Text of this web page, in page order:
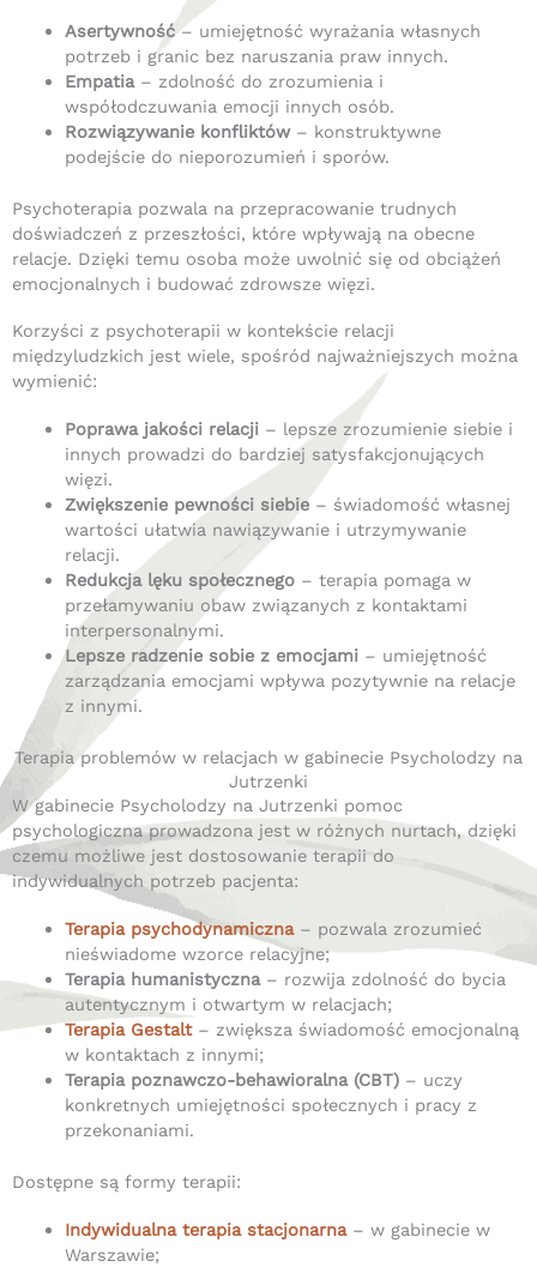
Asertywność– umiejętność wyrażania własnych
potrzeb i granic bez naruszania praw innych.
Empatia– zdolność do zrozumienia i
współodczuwania emocji innych osób.
Rozwiązywanie konfliktów– konstruktywne
podejście do nieporozumień i sporów.
Psychoterapia pozwala na przepracowanie trudnych
doświadczeń z przeszłości, które wpływają na obecne
relacje. Dzięki temu osoba może uwolnić się od obciążeń
emocjonalnych i budować zdrowsze więzi.
Korzyści z psychoterapii w kontekście relacji
międzyludzkich jest wiele, spośród najważniejszych można
wymienić:
Poprawa jakości relacji– lepsze zrozumienie siebie i
innych prowadzi do bardziej satysfakcjonujących
więzi.
Zwiększenie pewności siebie– świadomość własnej
wartości ułatwia nawiązywanie i utrzymywanie
relacji.
Redukcja lęku społecznego– terapia pomaga w
przełamywaniu obaw związanych z kontaktami
interpersonalnymi.
Lepsze radzenie sobie z emocjami– umiejętność
zarządzania emocjami wpływa pozytywnie na relacje
z innymi.
Terapia problemów w relacjach w gabinecie Psycholodzy na
Jutrzenki
W gabinecie Psycholodzy na Jutrzenki pomoc
psychologiczna prowadzona jest w różnych nurtach, dzięki
czemu możliwe jest dostosowanie terapii do
indywidualnych potrzeb pacjenta:
Terapia psychodynamiczna– pozwala zrozumieć
nieświadome wzorce relacyjne;
Terapia humanistyczna– rozwija zdolność do bycia
autentycznym i otwartym w relacjach;
Terapia Gestalt– zwiększa świadomość emocjonalną
w kontaktach z innymi;
Terapia poznawczo-behawioralna (CBT)– uczy
konkretnych umiejętności społecznych i pracy z
przekonaniami.
Dostępne są formy terapii:
Indywidualna terapia stacjonarna– w gabinecie w
Warszawie;